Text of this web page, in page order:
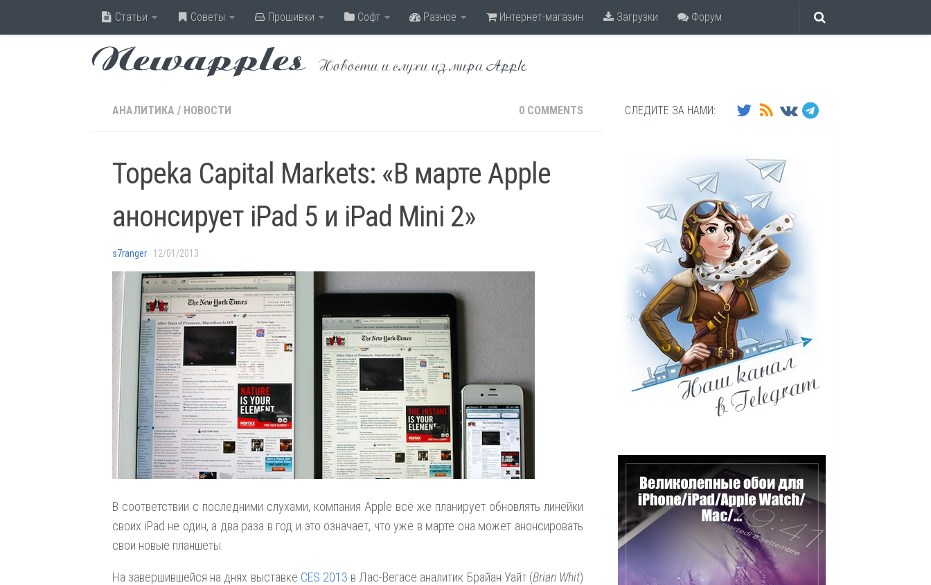
Статьи Советы Прошивки Софт Разное Интернет-магазин Загрузки Форум
Newapples Новости и слухи из мира Apple
АНАЛИТИКА / НОВОСТИ 0 COMMENTS
Topeka Capital Markets: «В марте Apple
анонсирует iPad 5 и iPad Mini 2»
s7ranger · 12/01/2013
В соответствии с последними слухами, компания Apple всё же планирует обновлять линейки
своих iPad не один, а два раза в год и это означает, что уже в марте она может анонсировать
свои новые планшеты.
На завершившейся на днях выставке CES 2013 в Лас-Вегасе аналитик Брайан Уайт (Brian Whit)
СЛЕДИТЕ ЗА НАМИ: